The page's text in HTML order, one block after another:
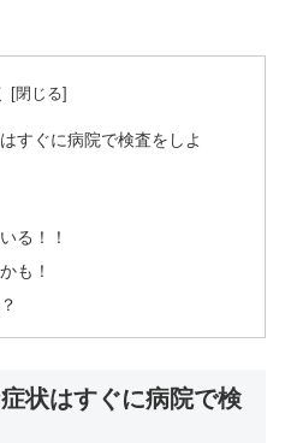
すぐに病院で検査をしよ
る！！
も！
状はすぐに病院で検